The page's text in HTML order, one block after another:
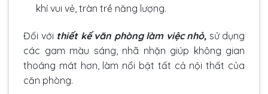
khí vui vẻ, tràn trề năng lượng.
Đối với thiết kế văn phòng làm việc nhỏ, sử dụng
các gam màu sáng, nhã nhặn giúp không gian
thoáng mát hơn, làm nổi bật tất cả nội thất của
căn phòng.